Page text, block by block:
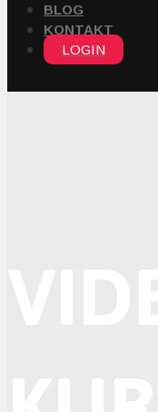
BLOG
KONTAKT
LOGIN